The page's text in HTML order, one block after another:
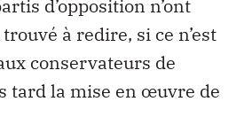
d’opposition n’ont
à redire, si ce n’est
conservateurs de
tard la mise en œuvre de